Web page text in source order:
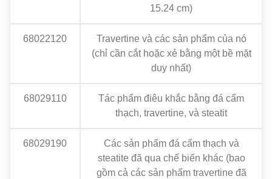
15.24 cm)
68022120
Travertine và các sản phẩm của nó
(chỉ cần cắt hoặc xẻ bằng một bề mặt
duy nhất)
68029110
Tác phẩm điêu khắc bằng đá cẩm
thạch, travertine, và steatit
68029190
Các sản phẩm đá cẩm thạch và
steatite đã qua chế biến khác (bao
gồm cả các sản phẩm travertine đã